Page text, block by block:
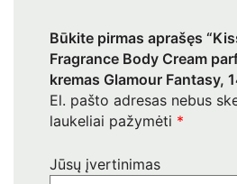
Būkite pirmas aprašęs
Fragrance Body Cream
kremas Glamour Fantasy,
El. pašto adresas nebus
laukeliai pažymėti *
Jūsų įvertinimas